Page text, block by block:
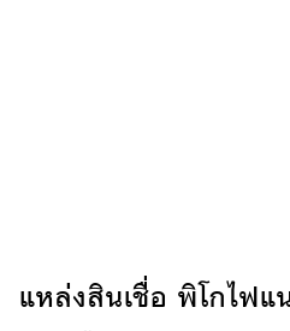
แหล่งสินเชื่อ พิโกไฟ